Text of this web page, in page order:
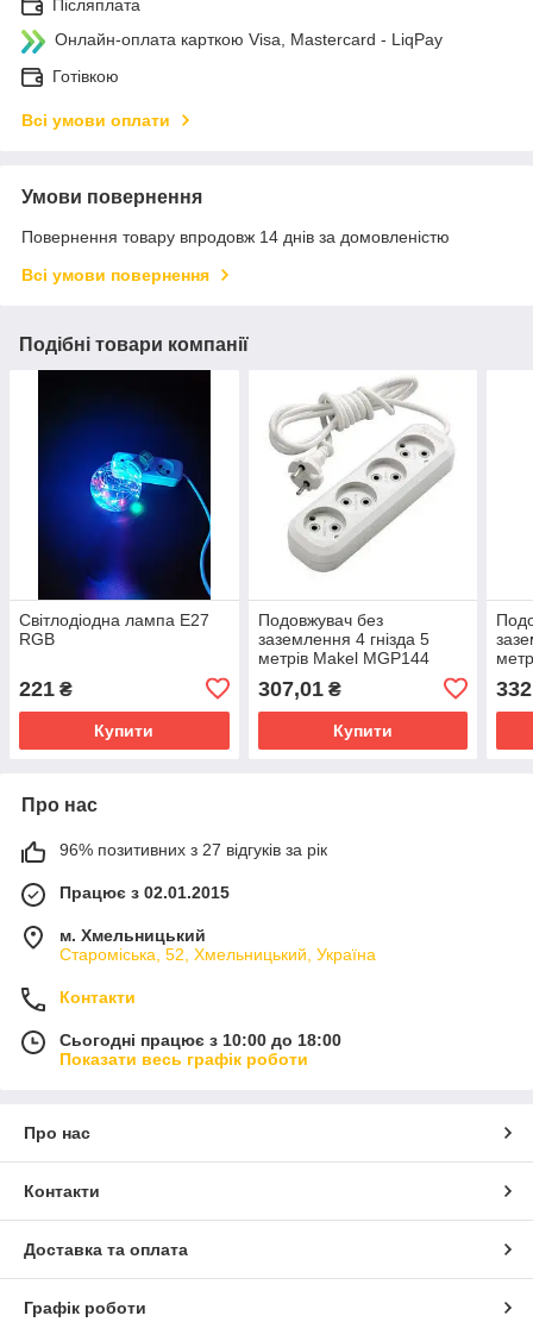
Післяплата
Онлайн-оплата карткою Visa, Mastercard - LiqPay
Готівкою
Всі умови оплати
Умови повернення
Повернення товару впродовж 14 днів за домовленістю
Всі умови повернення
Подібні товари компанії
Світлодіодна лампа E27
RGB
221 ₴
Купити
Подовжувач без
заземлення 4 гнізда 5
метрів Makel MGP144
307,01₴
Купити
Про нас
96% позитивних з 27 відгуків за рік
Працює з 02.01.2015
м. Хмельницький
Староміська, 52, Хмельницький, Україна
Контакти
Сьогодні працює з 10:00 до 18:00
Показати весь графік роботи
Про нас
Контакти
Доставка та оплата
Графік роботи